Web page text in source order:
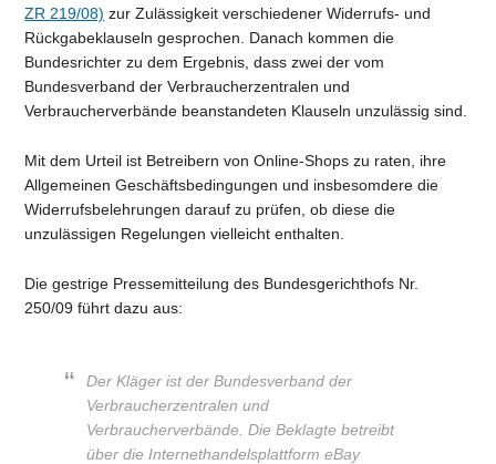
ZR 219/08) zur Zulässigkeit verschiedener Widerrufs- und
Rückgabeklauseln gesprochen. Danach kommen die
Bundesrichter zu dem Ergebnis, dass zwei der vom
Bundesverband der Verbraucherzentralen und
Verbraucherverbände beanstandeten Klauseln unzulässig sind.
Mit dem Urteil ist Betreibern von Online-Shops zu raten, ihre
Allgemeinen Geschäftsbedingungen und insbesomdere die
Widerrufsbelehrungen darauf zu prüfen, ob diese die
unzulässigen Regelungen vielleicht enthalten.
Die gestrige Pressemitteilung des Bundesgerichthofs Nr.
250/09 führt dazu aus:
Der Kläger ist der Bundesverband der
Verbraucherzentralen und
Verbraucherverbände. Die Beklagte betreibt
über die Internethandelsplattform eBay